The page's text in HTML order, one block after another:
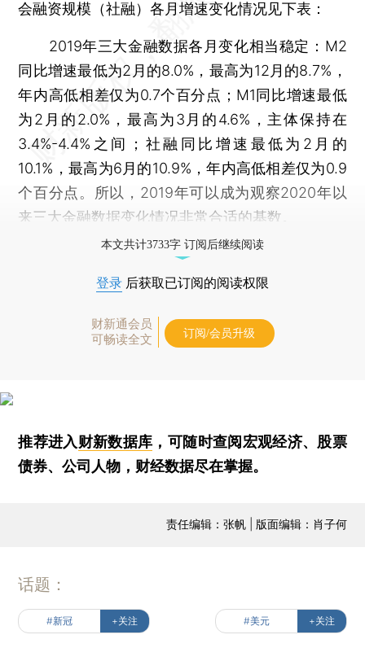
会融资规模（社融）各月增速变化情况见下表：
2019年三大金融数据各月变化相当稳定：M2
同比增速最低为2月的8.0%，最高为12月的8.7%，
年内高低相差仅为0.7个百分点；M1同比增速最低
为2月的2.0%，最高为3月的4.6%，主体保持在
3.4%-4.4%之间；社融同比增速最低为2月的
10.1%，最高为6月的10.9%，年内高低相差仅为0.9
个百分点。所以，2019年可以成为观察2020年以
来三大金融数据变化情况非常合适的基数。
本文共计3733字 订阅后继续阅读
登录 后获取已订阅的阅读权限
财新通会员
可畅读全文
订阅/会员升级
推荐进入财新数据库 ，可随时查阅宏观经济、股票
债券、公司人物，财经数据尽在掌握。
责任编辑：张帆 | 版面编辑：肖子何
话题：
#新冠 +关注 #美元 +关注